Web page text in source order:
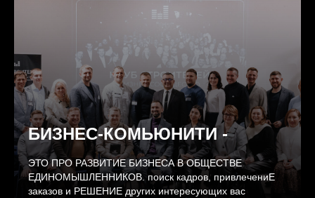
БИЗНЕС-КОМЬЮНИТИ -
ЭТО ПРО РАЗВИТИЕ БИЗНЕСА В ОБЩЕСТВЕ
ЕДИНОМЫШЛЕННИКОВ. поиск кадров, привлечениЕ
заказов и РЕШЕНИЕ других интересующих вас